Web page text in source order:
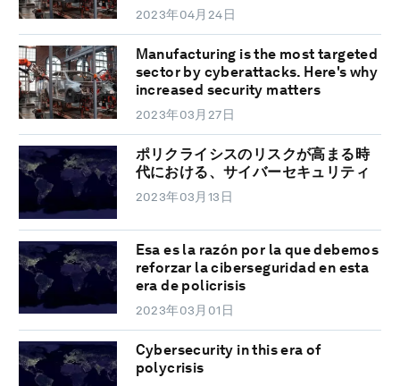
2023年04月24日
Manufacturing is the most targeted
sector by cyberattacks. Here's why
increased security matters
2023年03月27日
ポリクライシスのリスクが高まる時
代における、サイバーセキュリティ
2023年03月13日
Esa es la razón por la que debemos
reforzar la ciberseguridad en esta
era de policrisis
2023年03月01日
Cybersecurity in this era of
polycrisis